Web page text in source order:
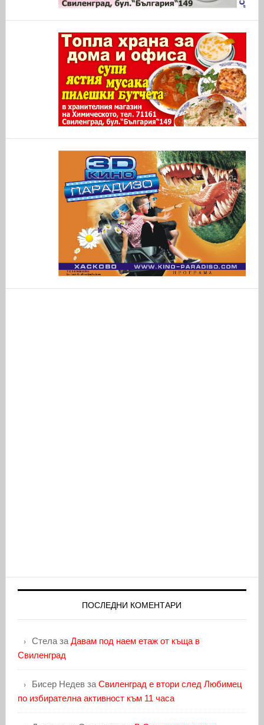
ПОСЛЕДНИ КОМЕНТАРИ
Стелаза Давам под наем етаж от къща в
Свиленград
Бисер Недевза Свиленград е втори след Любимец
по избирателна активност към 11 часа